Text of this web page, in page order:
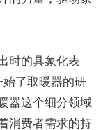
时的具象化表
了取暖器的研
器这个细分领域
消费者需求的持